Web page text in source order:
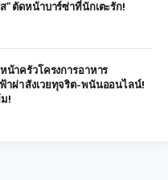
" ตัดหน้าบาร์ซ่าที่นักเตะรัก!
น้าครัวโครงการอาหาร
าผ่า สังเวยทุจริต-พนันออนไลน์!
!